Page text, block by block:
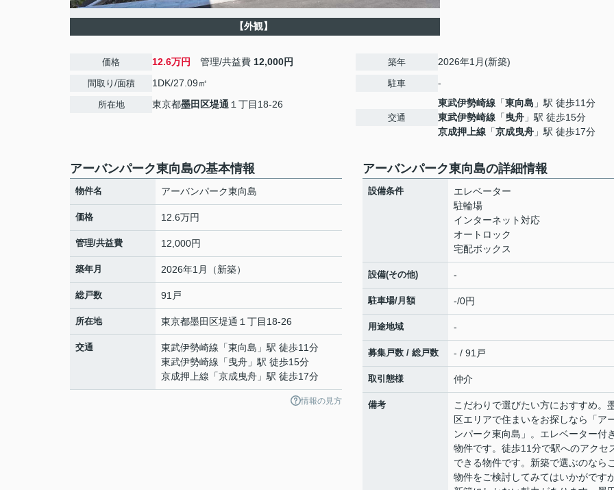
【外観】
価格 12.6万円 管理/共益費 12,000円
間取り/面積 1DK/27.09㎡
所在地 東京都墨田区堤通 １丁目18-26
築年 2026年1月(新築)
駐車 -
交通
東武伊勢崎線 「東向島 」駅 徒歩11分
東武伊勢崎線 「 曳舟 」駅 徒歩15分
京成押上線 「京成曳舟 」駅 徒歩17分
アーバンパーク東向島の基本情報
物件名 アーバンパーク東向島
価格 12.6万円
管理/共益費 12,000円
築年月 2026年1月（新築）
総戸数 91戸
所在地 東京都墨田区堤通 １丁目18-26
交通 東武伊勢崎線 「東向島 」駅 徒歩11分
東武伊勢崎線 「 曳舟 」駅 徒歩15分
京成押上線 「京成曳舟 」駅 徒歩17分
情報の見方
アーバンパーク東向島の詳細情報
設備条件
エレベーター
駐輪場
インターネット対応
オートロック
宅配ボックス
設備(その他) -
駐車場/月額 -/0円
用途地域 -
募集戸数 / 総戸数 - / 91戸
取引態様 仲介
備考
こだわりで選びたい方におすすめ。
区エリアで住まいをお探しなら「ア
ンパーク東向島」。エレベーター付
物件です。徒歩11分で駅へのアクセ
できる物件です。新築で選ぶのなら
物件をご検討してみてはいかがですか